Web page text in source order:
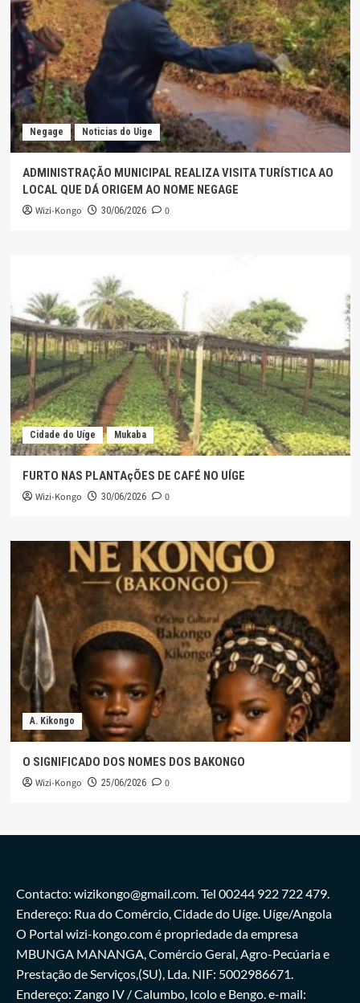
Negage Noticias do Uige
ADMINISTRAÇÃO MUNICIPAL REALIZA VISITA TURÍSTICA AO
LOCAL QUE DÁ ORIGEM AO NOME NEGAGE
Wizi-Kongo 30/06/2026 0
Cidade do Uíge Mukaba
FURTO NAS PLANTAçÕES DE CAFÉ NO UÍGE
Wizi-Kongo 30/06/2026 0
A. Kikongo
O SIGNIFICADO DOS NOMES DOS BAKONGO
Wizi-Kongo 25/06/2026 0
Contacto: wizikongo@gmail.com. Tel 00244 922 722 479.
Endereço: Rua do Comércio, Cidade do Uíge. Uíge/Angola
O Portal wizi-kongo.com é propriedade da empresa
MBUNGA MANANGA, Comércio Geral, Agro-Pecúaria e
Prestação de Serviços,(SU), Lda. NIF: 5002986671.
Endereço: Zango IV / Calumbo, Icolo e Bengo. e-mail: